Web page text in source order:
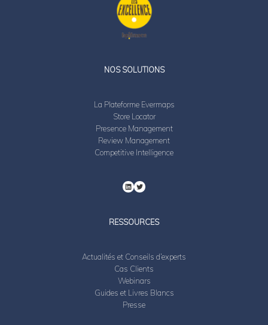
NOS SOLUTIONS
La Plateforme Evermaps
Store Locator
Presence Management
Review Management
Competitive Intelligence
RESSOURCES
Actualités et Conseils d’experts
Cas Clients
Webinars
Guides et Livres Blancs
Presse